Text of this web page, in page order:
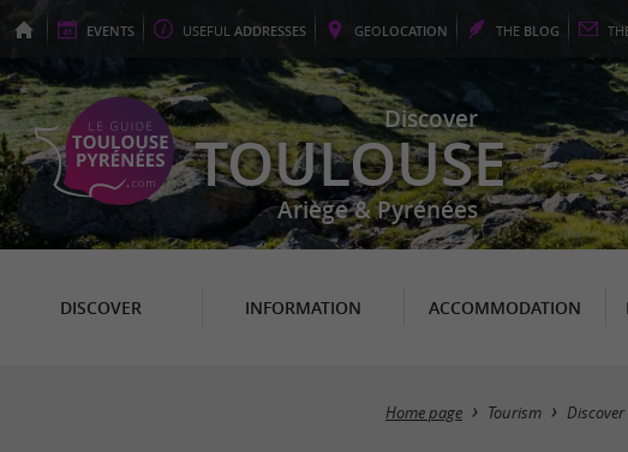
EVENTS USEFUL ADDRESSES GEOLOCATION THE BLOG
Discover
TOULOUSE
Ariège & Pyrénées
DISCOVER INFORMATION ACCOMMODATION
Home page Tourism Discover